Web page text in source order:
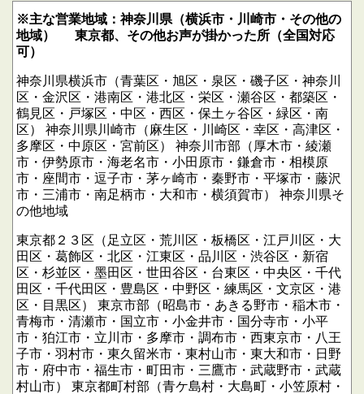
※主な営業地域：神奈川県（横浜市・川崎市・その他の
地域）
東京都、その他お声が掛かった所（全国対応
可）
神奈川県横浜市（青葉区・旭区・泉区・磯子区・神奈川
区・金沢区・港南区・港北区・栄区・瀬谷区・都築区・
鶴見区・戸塚区・中区・西区・保土ヶ谷区・緑区・南
区）
神奈川県川崎市（麻生区・川崎区・幸区・高津区・
多摩区・中原区・宮前区）
神奈川市部（厚木市・綾瀬
市・伊勢原市・海老名市・小田原市・鎌倉市・相模原
市・座間市・逗子市・茅ヶ崎市・秦野市・平塚市・藤沢
市・三浦市・南足柄市・大和市・横須賀市）
神奈川県そ
の他地域
東京都２３区（足立区・荒川区・板橋区・江戸川区・大
田区・葛飾区・北区・江東区・品川区・渋谷区・新宿
区・杉並区・墨田区・世田谷区・台東区・中央区・千代
田区・千代田区・豊島区・中野区・練馬区・文京区・港
区・目黒区）
東京市部（昭島市・あきる野市・稲木市・
青梅市・清瀬市・国立市・小金井市・国分寺市・小平
市・狛江市・立川市・多摩市・調布市・西東京市・八王
子市・羽村市・東久留米市・東村山市・東大和市・日野
市・府中市・福生市・町田市・三鷹市・武蔵野市・武蔵
村山市）
東京都町村部（青ケ島村・大島町・小笠原村・